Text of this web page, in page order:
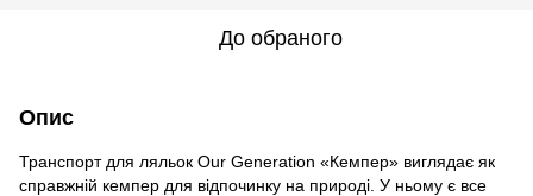
До обраного
Опис
Транспорт для ляльок Our Generation «Кемпер» виглядає як
справжній кемпер для відпочинку на природі. У ньому є все